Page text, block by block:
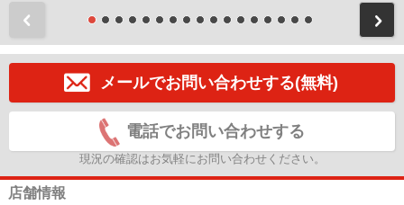
メールでお問い合わせする(無料)
電話でお問い合わせする
現況の確認はお気軽にお問い合わせください。
店舗情報